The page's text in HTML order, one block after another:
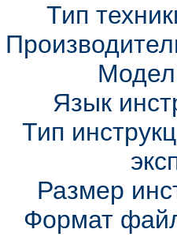
Тип
Язык
Тип
Размер
Формат